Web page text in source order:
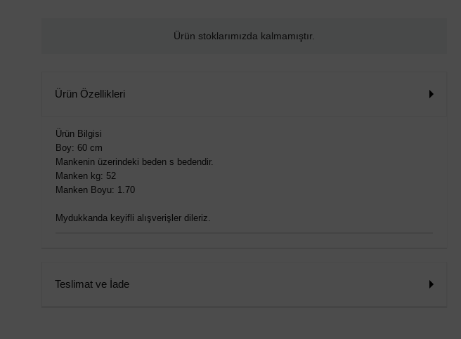
Ürün stoklarımızda kalmamıştır.
Ürün Özellikleri
Ürün Bilgisi
Boy: 60 cm
Mankenin üzerindeki beden s bedendir.
Manken kg: 52
Manken Boyu: 1.70
Mydukkanda keyifli alışverişler dileriz.
Teslimat ve İade